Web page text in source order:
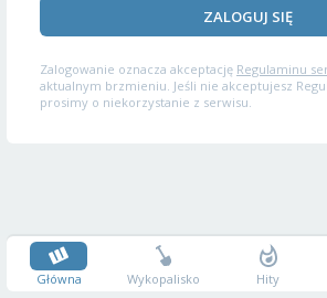
ZALOGUJ SIĘ
Zalogowanie oznacza akceptację Regulaminu
aktualnym brzmieniu. Jeśli nie akceptujesz
prosimy o niekorzystanie z serwisu.
Główna Wykopalisko Hity